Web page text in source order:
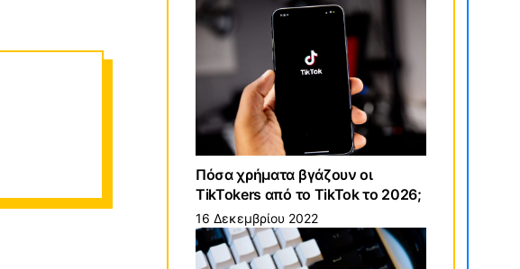
Πόσα χρήματα βγάζουν οι
TikTokers από το TikTok το 2026;
16 Δεκεμβρίου 2022